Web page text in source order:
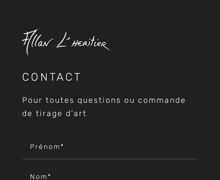
CONTACT
Pour toutes questions ou commande
de tirage d'art